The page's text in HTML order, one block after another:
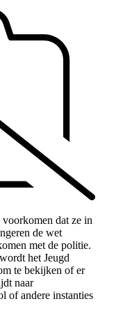
dat ze in
de wet
met de politie.
het Jeugd
te bekijken of er
naar
of andere instanties